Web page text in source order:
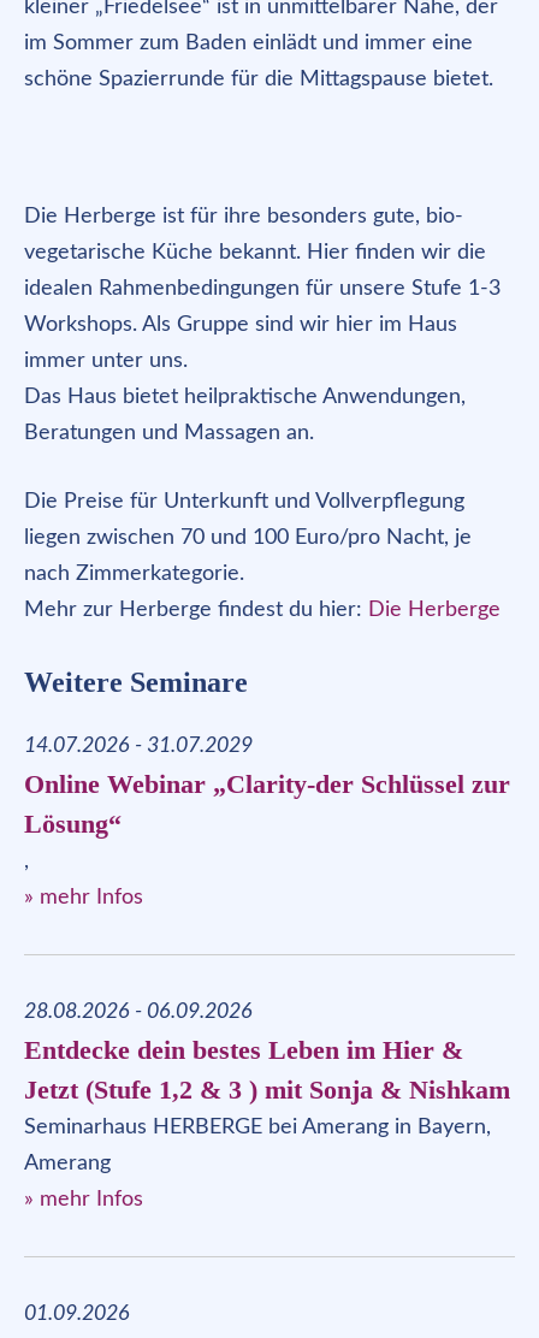
kleiner „Friedelsee“ ist in unmittelbarer Nähe, der
im Sommer zum Baden einlädt und immer eine
schöne Spazierrunde für die Mittagspause bietet.
Die Herberge ist für ihre besonders gute, bio-
vegetarische Küche bekannt. Hier finden wir die
idealen Rahmenbedingungen für unsere Stufe 1-3
Workshops. Als Gruppe sind wir hier im Haus
immer unter uns.
Das Haus bietet heilpraktische Anwendungen,
Beratungen und Massagen an.
Die Preise für Unterkunft und Vollverpflegung
liegen zwischen 70 und 100 Euro/pro Nacht, je
nach Zimmerkategorie.
Mehr zur Herberge findest du hier: Die Herberge
Weitere Seminare
14.07.2026 - 31.07.2029
Online Webinar „Clarity-der Schlüssel zur
Lösung“
,
» mehr Infos
28.08.2026 - 06.09.2026
Entdecke dein bestes Leben im Hier &
Jetzt (Stufe 1,2 & 3 ) mit Sonja & Nishkam
Seminarhaus HERBERGE bei Amerang in Bayern,
Amerang
» mehr Infos
01.09.2026